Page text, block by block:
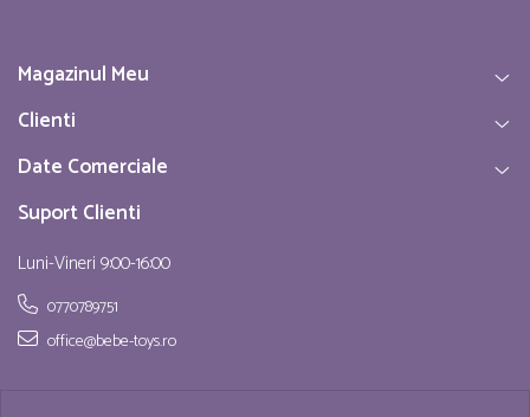
Magazinul Meu
Clienti
Date Comerciale
Suport Clienti
Luni-Vineri 9:00-16:00
0770789751
office@bebe-toys.ro